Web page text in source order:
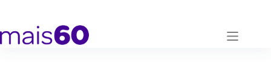
conteúdo